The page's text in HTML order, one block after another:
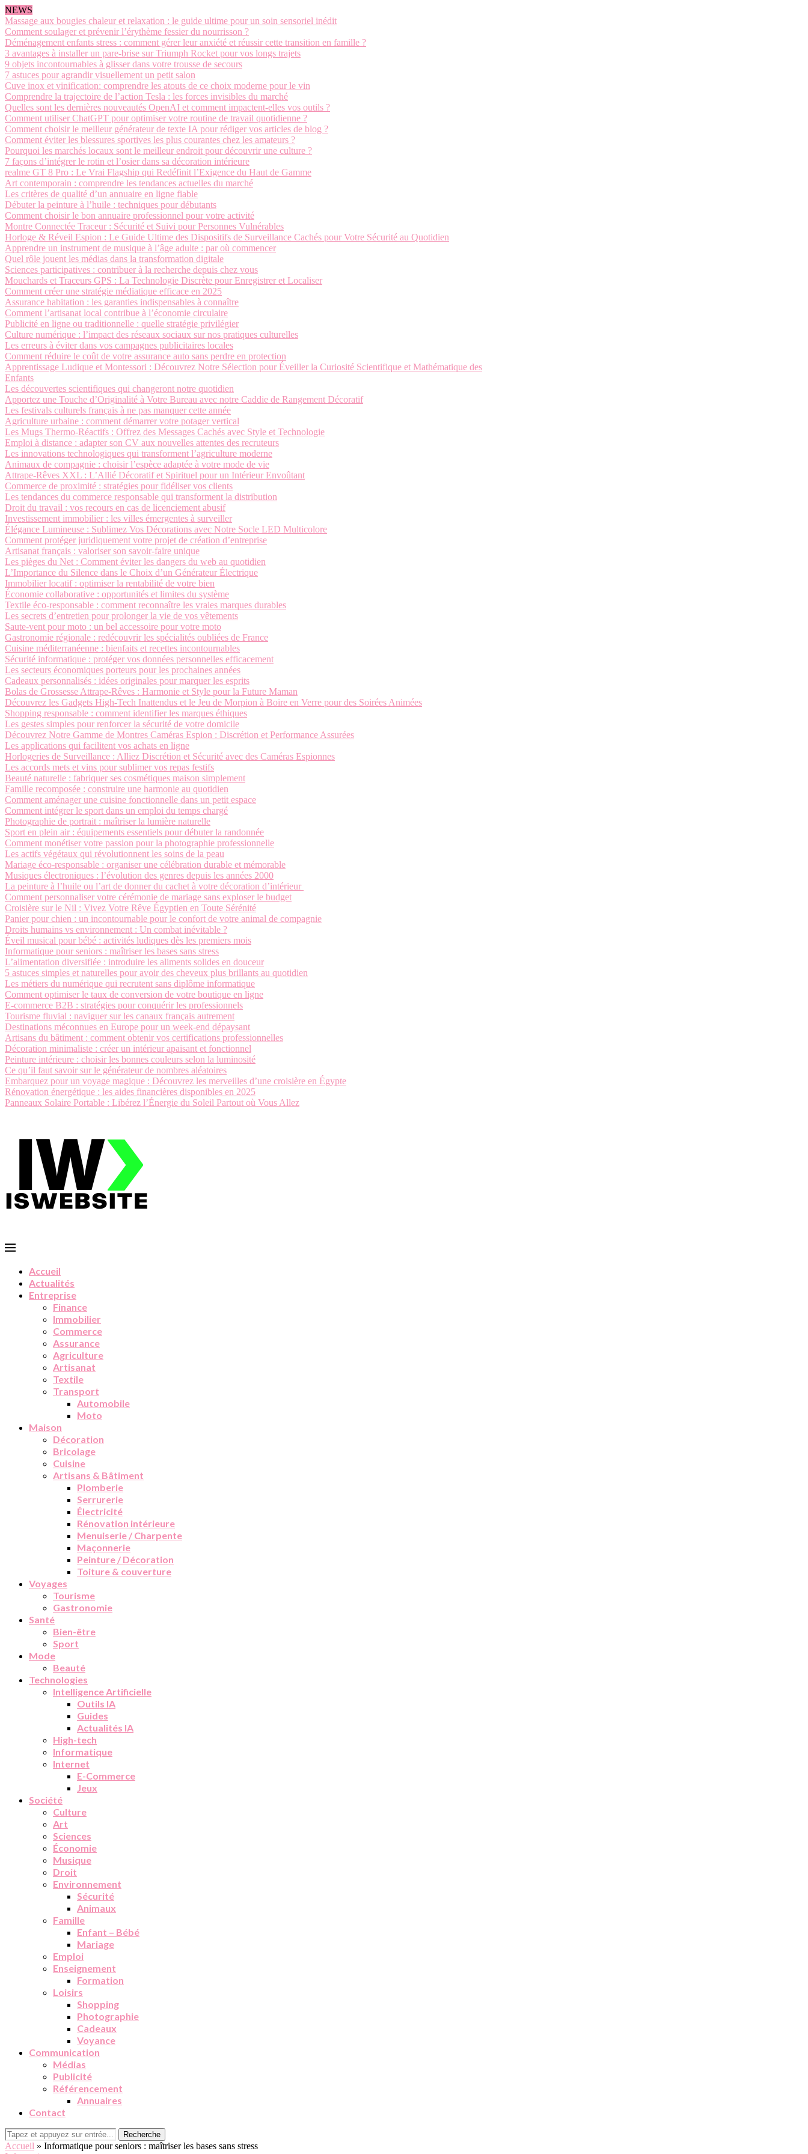
NEWS
Massage aux bougies chaleur et relaxation : le guide ultime pour un soin sensoriel inédit
Comment soulager et prévenir l’érythème fessier du nourrisson ?
Déménagement enfants stress : comment gérer leur anxiété et réussir cette transition en famille ?
3 avantages à installer un pare-brise sur Triumph Rocket pour vos longs trajets
9 objets incontournables à glisser dans votre trousse de secours
7 astuces pour agrandir visuellement un petit salon
Cuve inox et vinification: comprendre les atouts de ce choix moderne pour le vin
Comprendre la trajectoire de l’action Tesla : les forces invisibles du marché
Quelles sont les dernières nouveautés OpenAI et comment impactent-elles vos outils ?
Comment utiliser ChatGPT pour optimiser votre routine de travail quotidienne ?
Comment choisir le meilleur générateur de texte IA pour rédiger vos articles de blog ?
Comment éviter les blessures sportives les plus courantes chez les amateurs ?
Pourquoi les marchés locaux sont le meilleur endroit pour découvrir une culture ?
7 façons d’intégrer le rotin et l’osier dans sa décoration intérieure
realme GT 8 Pro : Le Vrai Flagship qui Redéfinit l’Exigence du Haut de Gamme
Art contemporain : comprendre les tendances actuelles du marché
Les critères de qualité d’un annuaire en ligne fiable
Débuter la peinture à l’huile : techniques pour débutants
Comment choisir le bon annuaire professionnel pour votre activité
Montre Connectée Traceur : Sécurité et Suivi pour Personnes Vulnérables
Horloge & Réveil Espion : Le Guide Ultime des Dispositifs de Surveillance Cachés pour Votre Sécurité au Quotidien
Apprendre un instrument de musique à l’âge adulte : par où commencer
Quel rôle jouent les médias dans la transformation digitale
Sciences participatives : contribuer à la recherche depuis chez vous
Mouchards et Traceurs GPS : La Technologie Discrète pour Enregistrer et Localiser
Comment créer une stratégie médiatique efficace en 2025
Assurance habitation : les garanties indispensables à connaître
Comment l’artisanat local contribue à l’économie circulaire
Publicité en ligne ou traditionnelle : quelle stratégie privilégier
Culture numérique : l’impact des réseaux sociaux sur nos pratiques culturelles
Les erreurs à éviter dans vos campagnes publicitaires locales
Comment réduire le coût de votre assurance auto sans perdre en protection
Apprentissage Ludique et Montessori : Découvrez Notre Sélection pour Éveiller la Curiosité Scientifique et Mathématique des
Enfants
Les découvertes scientifiques qui changeront notre quotidien
Apportez une Touche d’Originalité à Votre Bureau avec notre Caddie de Rangement Décoratif
Les festivals culturels français à ne pas manquer cette année
Agriculture urbaine : comment démarrer votre potager vertical
Les Mugs Thermo-Réactifs : Offrez des Messages Cachés avec Style et Technologie
Emploi à distance : adapter son CV aux nouvelles attentes des recruteurs
Les innovations technologiques qui transforment l’agriculture moderne
Animaux de compagnie : choisir l’espèce adaptée à votre mode de vie
Attrape-Rêves XXL : L’Allié Décoratif et Spirituel pour un Intérieur Envoûtant
Commerce de proximité : stratégies pour fidéliser vos clients
Les tendances du commerce responsable qui transforment la distribution
Droit du travail : vos recours en cas de licenciement abusif
Investissement immobilier : les villes émergentes à surveiller
Élégance Lumineuse : Sublimez Vos Décorations avec Notre Socle LED Multicolore
Comment protéger juridiquement votre projet de création d’entreprise
Artisanat français : valoriser son savoir-faire unique
Les pièges du Net : Comment éviter les dangers du web au quotidien
L’Importance du Silence dans le Choix d’un Générateur Électrique
Immobilier locatif : optimiser la rentabilité de votre bien
Économie collaborative : opportunités et limites du système
Textile éco-responsable : comment reconnaître les vraies marques durables
Les secrets d’entretien pour prolonger la vie de vos vêtements
Saute-vent pour moto : un bel accessoire pour votre moto
Gastronomie régionale : redécouvrir les spécialités oubliées de France
Cuisine méditerranéenne : bienfaits et recettes incontournables
Sécurité informatique : protéger vos données personnelles efficacement
Les secteurs économiques porteurs pour les prochaines années
Cadeaux personnalisés : idées originales pour marquer les esprits
Bolas de Grossesse Attrape-Rêves : Harmonie et Style pour la Future Maman
Découvrez les Gadgets High-Tech Inattendus et le Jeu de Morpion à Boire en Verre pour des Soirées Animées
Shopping responsable : comment identifier les marques éthiques
Les gestes simples pour renforcer la sécurité de votre domicile
Découvrez Notre Gamme de Montres Caméras Espion : Discrétion et Performance Assurées
Les applications qui facilitent vos achats en ligne
Horlogeries de Surveillance : Alliez Discrétion et Sécurité avec des Caméras Espionnes
Les accords mets et vins pour sublimer vos repas festifs
Beauté naturelle : fabriquer ses cosmétiques maison simplement
Famille recomposée : construire une harmonie au quotidien
Comment aménager une cuisine fonctionnelle dans un petit espace
Comment intégrer le sport dans un emploi du temps chargé
Photographie de portrait : maîtriser la lumière naturelle
Sport en plein air : équipements essentiels pour débuter la randonnée
Comment monétiser votre passion pour la photographie professionnelle
Les actifs végétaux qui révolutionnent les soins de la peau
Mariage éco-responsable : organiser une célébration durable et mémorable
Musiques électroniques : l’évolution des genres depuis les années 2000
La peinture à l’huile ou l’art de donner du cachet à votre décoration d’intérieur
Comment personnaliser votre cérémonie de mariage sans exploser le budget
Croisière sur le Nil : Vivez Votre Rêve Égyptien en Toute Sérénité
Panier pour chien : un incontournable pour le confort de votre animal de compagnie
Droits humains vs environnement : Un combat inévitable ?
Éveil musical pour bébé : activités ludiques dès les premiers mois
Informatique pour seniors : maîtriser les bases sans stress
L’alimentation diversifiée : introduire les aliments solides en douceur
5 astuces simples et naturelles pour avoir des cheveux plus brillants au quotidien
Les métiers du numérique qui recrutent sans diplôme informatique
Comment optimiser le taux de conversion de votre boutique en ligne
E-commerce B2B : stratégies pour conquérir les professionnels
Tourisme fluvial : naviguer sur les canaux français autrement
Destinations méconnues en Europe pour un week-end dépaysant
Artisans du bâtiment : comment obtenir vos certifications professionnelles
Décoration minimaliste : créer un intérieur apaisant et fonctionnel
Peinture intérieure : choisir les bonnes couleurs selon la luminosité
Ce qu’il faut savoir sur le générateur de nombres aléatoires
Embarquez pour un voyage magique : Découvrez les merveilles d’une croisière en Égypte
Rénovation énergétique : les aides financières disponibles en 2025
Panneaux Solaire Portable : Libérez l’Énergie du Soleil Partout où Vous Allez
Accueil
Actualités
Entreprise
Finance
Immobilier
Commerce
Assurance
Agriculture
Artisanat
Textile
Transport
Automobile
Moto
Maison
Décoration
Bricolage
Cuisine
Artisans & Bâtiment
Plomberie
Serrurerie
Électricité
Rénovation intérieure
Menuiserie / Charpente
Maçonnerie
Peinture / Décoration
Toiture & couverture
Voyages
Tourisme
Gastronomie
Santé
Bien-être
Sport
Mode
Beauté
Technologies
Intelligence Artificielle
Outils IA
Guides
Actualités IA
High-tech
Informatique
Internet
E-Commerce
Jeux
Société
Culture
Art
Sciences
Économie
Musique
Droit
Environnement
Sécurité
Animaux
Famille
Enfant – Bébé
Mariage
Emploi
Enseignement
Formation
Loisirs
Shopping
Photographie
Cadeaux
Voyance
Communication
Médias
Publicité
Référencement
Annuaires
Contact
Recherche
Accueil » Informatique pour seniors : maîtriser les bases sans stress